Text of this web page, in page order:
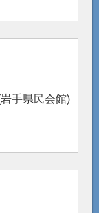
手県民会館)